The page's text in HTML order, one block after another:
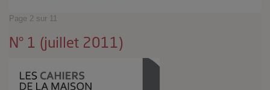
Page 2 sur 11
N° 1 (juillet 2011)